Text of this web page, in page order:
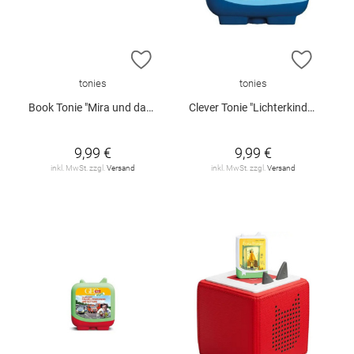
ZUR WUNSCHLISTE HINZUFÜGEN
tonies
Book Tonie "Mira und das fliegende Haus - Der Familienzauber"
9,99 €
inkl. MwSt. zzgl. Versand
ZUR
tonies
Clever Tonie "Lichterkinder - Das kleine 1x1"
9,99 €
inkl. MwSt. zzgl. Versand